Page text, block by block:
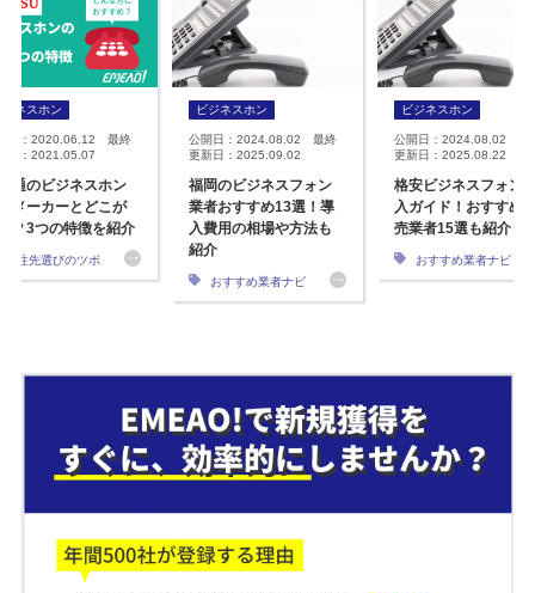
ジネスホン
日：2020.06.12 最終
日：2021.05.07
通のビジネスホン
メーカーとどこが
？3つの特徴を紹介
発注先選びのツボ
ビジネスホン
公開日：2024.08.02 最終
更新日：2025.09.02
福岡のビジネスフォン
業者おすすめ13選！導
入費用の相場や方法も
紹介
おすすめ業者ナビ
ビジネスホン
公開日：2024.08.02 最
更新日：2025.08.22
格安ビジネスフォン
入ガイド！おすすめ
売業者15選も紹介
おすすめ業者ナビ